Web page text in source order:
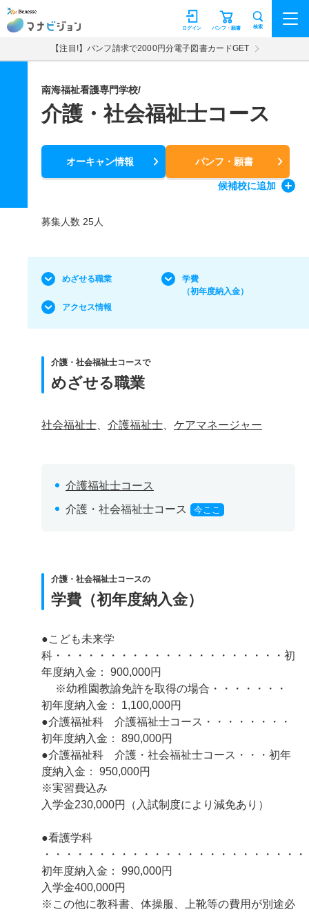
マナビジョン パンフ・願書
ログイン 検索
【注目!】パンフ請求で2000円分電子図書カードGET
南海福祉看護専門学校/
介護・社会福祉士コース
オーキャン情報 パンフ・願書
候補校に追加
募集人数 25人
めざせる職業
学費
（初年度納入金）
アクセス情報
介護・社会福祉士コースで
めざせる職業
社会福祉士 介護福祉士 ケアマネージャー
介護福祉士コース
介護・社会福祉士コース
今ここ
介護・社会福祉士コースの
学費（初年度納入金）
●こども未来学
科・・・・・・・・・・・・・・・・・・・・・初
年度納入金： 900,000円
※幼稚園教諭免許を取得の場合・・・・・・・
初年度納入金： 1,100,000円
●介護福祉科 介護福祉士コース・・・・・・・・
初年度納入金： 890,000円
●介護福祉科 介護・社会福祉士コース・・・初年
度納入金： 950,000円
※実習費込み
入学金230,000円（入試制度により減免あり）
●看護学科
・・・・・・・・・・・・・・・・・・・・・・・・
初年度納入金： 990,000円
入学金400,000円
※この他に教科書、体操服、上靴等の費用が別途必